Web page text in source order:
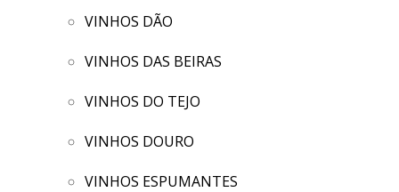
VINHOS DÃO
VINHOS DAS BEIRAS
VINHOS DO TEJO
VINHOS DOURO
VINHOS ESPUMANTES